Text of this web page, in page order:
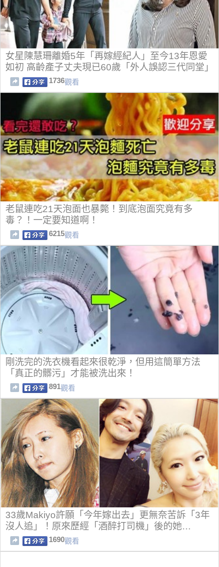
女星陳慧珊離婚5年「再嫁經紀人」至今13年恩愛
如初 高齡產子丈夫現已60歲「外人誤認三代同堂」
1736觀看
老鼠連吃21天泡面也暴斃！到底泡面究竟有多
毒？！一定要知道啊！
6215觀看
剛洗完的洗衣機看起來很乾淨，但用這簡單方法
「真正的髒污」才能被洗出來！
891觀看
33歲Makiyo許願「今年嫁出去」更無奈苦訴「3年
沒人追」！原來歷經「酒醉打司機」後的她…
1690觀看